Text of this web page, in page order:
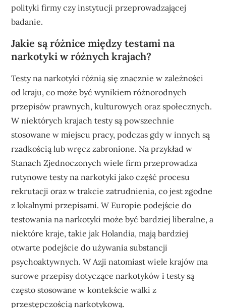
polityki firmy czy instytucji przeprowadzającej
badanie.
Jakie są różnice między testami na
narkotyki w różnych krajach?
Testy na narkotyki różnią się znacznie w zależności
od kraju, co może być wynikiem różnorodnych
przepisów prawnych, kulturowych oraz społecznych.
W niektórych krajach testy są powszechnie
stosowane w miejscu pracy, podczas gdy w innych są
rzadkością lub wręcz zabronione. Na przykład w
Stanach Zjednoczonych wiele firm przeprowadza
rutynowe testy na narkotyki jako część procesu
rekrutacji oraz w trakcie zatrudnienia, co jest zgodne
z lokalnymi przepisami. W Europie podejście do
testowania na narkotyki może być bardziej liberalne, a
niektóre kraje, takie jak Holandia, mają bardziej
otwarte podejście do używania substancji
psychoaktywnych. W Azji natomiast wiele krajów ma
surowe przepisy dotyczące narkotyków i testy są
często stosowane w kontekście walki z
przestępczością narkotykową.